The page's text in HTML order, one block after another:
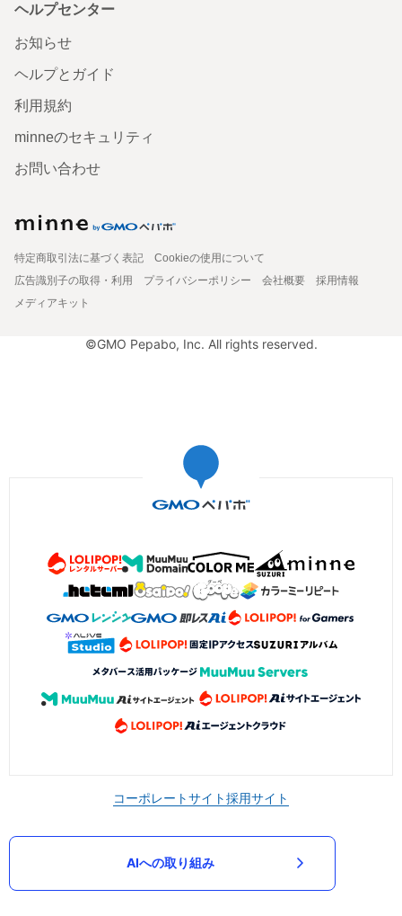
ヘルプセンター
お知らせ
ヘルプとガイド
利用規約
minneのセキュリティ
お問い合わせ
特定商取引法に基づく表記
Cookieの使用について
広告識別子の取得・利用
プライバシーポリシー 会社概要
採用情報
メディアキット
©GMO Pepabo, Inc. All rights reserved.
コーポレートサイト採用サイト
AIへの取り組み